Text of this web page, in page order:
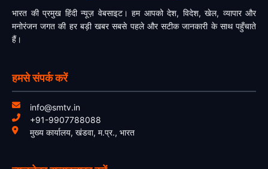
भारत की प्रमुख हिंदी न्यूज़ वेबसाइट। हम आपको देश, विदेश, खेल, व्यापार और
मनोरंजन जगत की हर बड़ी खबर सबसे पहले और सटीक जानकारी के साथ पहुँचाते
हैं।
हमसे संपर्क करें
info@smtv.in
+91-9907788088
मुख्य कार्यालय, खंडवा, म.प्र., भारत